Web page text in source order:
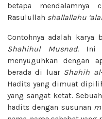
betapa mendalamnya
Rasulullah shallallahu
Contohnya adalah
Shahihul Musnad. Ini
menyuguhkan dengan
berada di luar Shahih
Hadits yang dimuat
yang sangat ketat.
hadits dengan susunan